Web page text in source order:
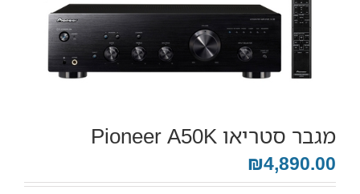
מגבר סטריאו Pioneer A50K
₪4,890.00